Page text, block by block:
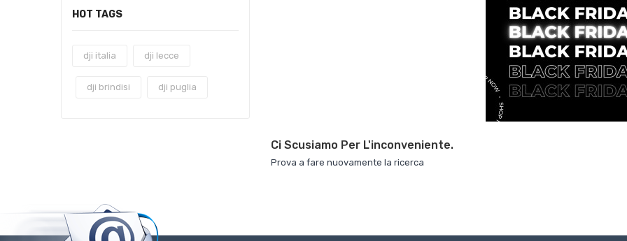
HOT TAGS
dji italia dji lecce
dji brindisi dji puglia
Ci Scusiamo Per L'inconveniente.
Prova a fare nuovamente la ricerca